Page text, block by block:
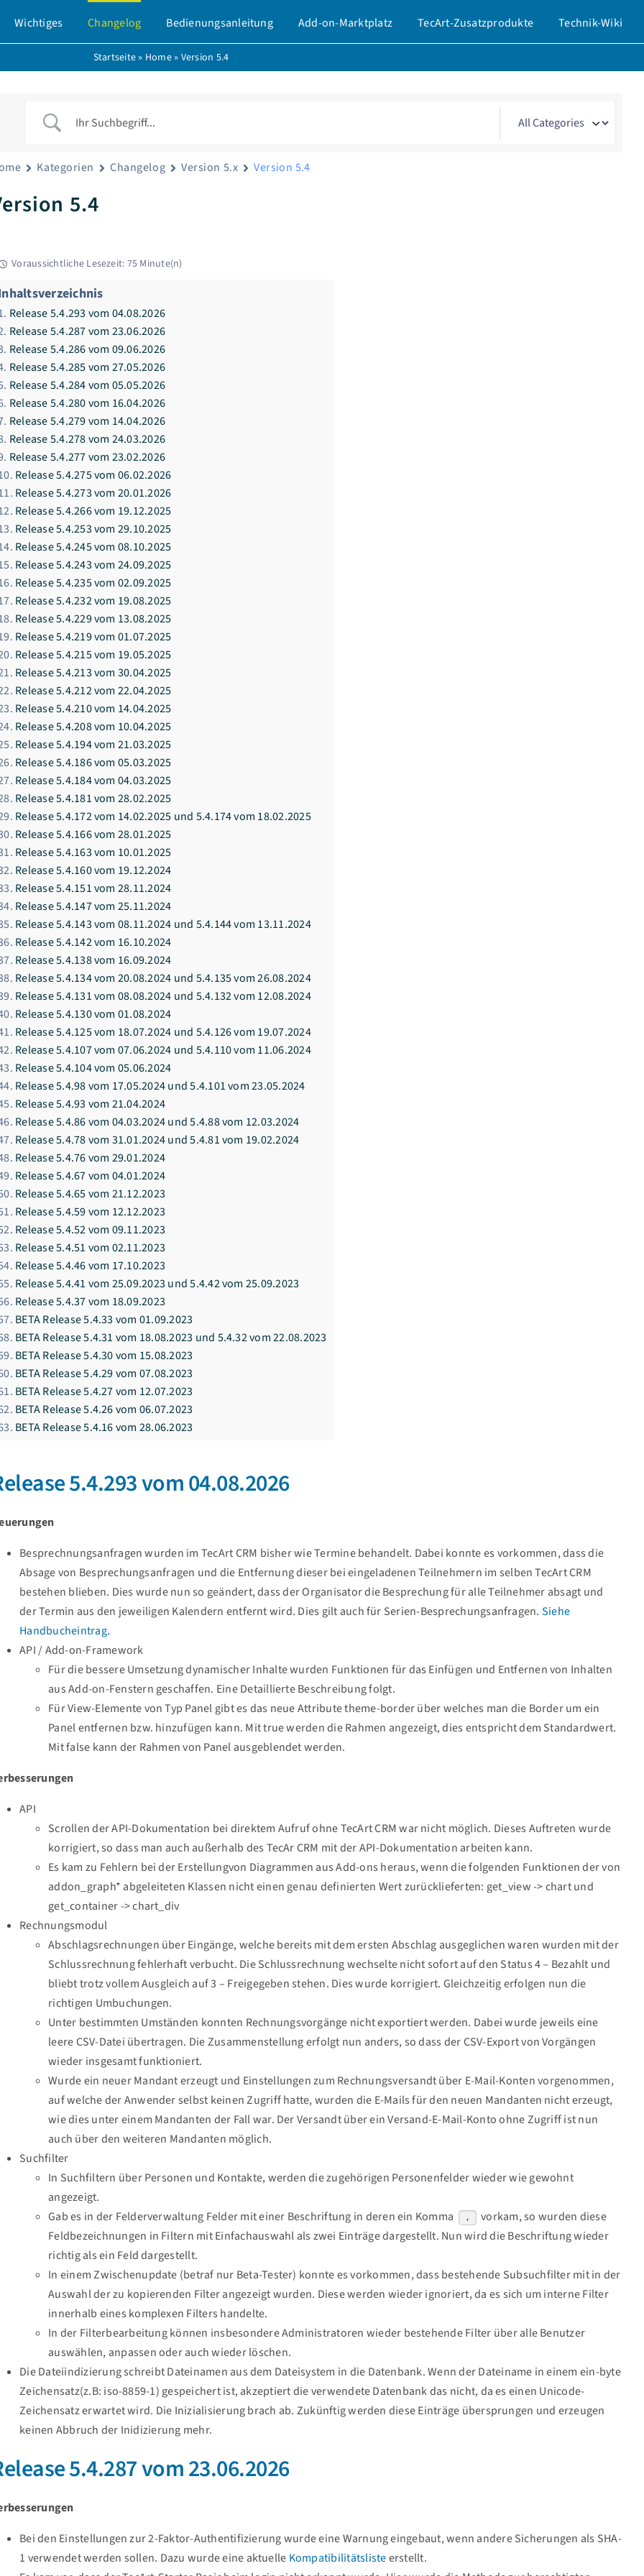
Wichtiges Changelog Bedienungsanleitung Add-on-Marktplatz TecArt-Zusatzprodukte Technik-Wiki
Startseite » Home» Version 5.4
Kategorien Changelog Version 5.x Version 5.4
5.4
Voraussichtliche Lesezeit: 75 Minute(n)
Release 5.4.293 vom 04.08.2026
Release 5.4.287 vom 23.06.2026
Release 5.4.286 vom 09.06.2026
Release 5.4.285 vom 27.05.2026
Release 5.4.284 vom 05.05.2026
Release 5.4.280 vom 16.04.2026
Release 5.4.279 vom 14.04.2026
Release 5.4.278 vom 24.03.2026
Release 5.4.277 vom 23.02.2026
Release 5.4.275 vom 06.02.2026
Release 5.4.273 vom 20.01.2026
Release 5.4.266 vom 19.12.2025
Release 5.4.253 vom 29.10.2025
Release 5.4.245 vom 08.10.2025
Release 5.4.243 vom 24.09.2025
Release 5.4.235 vom 02.09.2025
Release 5.4.232 vom 19.08.2025
Release 5.4.229 vom 13.08.2025
Release 5.4.219 vom 01.07.2025
Release 5.4.215 vom 19.05.2025
Release 5.4.213 vom 30.04.2025
Release 5.4.212 vom 22.04.2025
Release 5.4.210 vom 14.04.2025
Release 5.4.208 vom 10.04.2025
Release 5.4.194 vom 21.03.2025
Release 5.4.186 vom 05.03.2025
Release 5.4.184 vom 04.03.2025
Release 5.4.181 vom 28.02.2025
Release 5.4.172 vom 14.02.2025 und 5.4.174 vom 18.02.2025
Release 5.4.166 vom 28.01.2025
Release 5.4.163 vom 10.01.2025
Release 5.4.160 vom 19.12.2024
Release 5.4.151 vom 28.11.2024
Release 5.4.147 vom 25.11.2024
Release 5.4.143 vom 08.11.2024 und 5.4.144 vom 13.11.2024
Release 5.4.142 vom 16.10.2024
Release 5.4.138 vom 16.09.2024
Release 5.4.134 vom 20.08.2024 und 5.4.135 vom 26.08.2024
Release 5.4.131 vom 08.08.2024 und 5.4.132 vom 12.08.2024
Release 5.4.130 vom 01.08.2024
Release 5.4.125 vom 18.07.2024 und 5.4.126 vom 19.07.2024
Release 5.4.107 vom 07.06.2024 und 5.4.110 vom 11.06.2024
Release 5.4.104 vom 05.06.2024
Release 5.4.98 vom 17.05.2024 und 5.4.101 vom 23.05.2024
Release 5.4.93 vom 21.04.2024
Release 5.4.86 vom 04.03.2024 und 5.4.88 vom 12.03.2024
Release 5.4.78 vom 31.01.2024 und 5.4.81 vom 19.02.2024
Release 5.4.76 vom 29.01.2024
Release 5.4.67 vom 04.01.2024
Release 5.4.65 vom 21.12.2023
Release 5.4.59 vom 12.12.2023
Release 5.4.52 vom 09.11.2023
Release 5.4.51 vom 02.11.2023
Release 5.4.46 vom 17.10.2023
Release 5.4.41 vom 25.09.2023 und 5.4.42 vom 25.09.2023
Release 5.4.37 vom 18.09.2023
BETA Release 5.4.33 vom 01.09.2023
BETA Release 5.4.31 vom 18.08.2023 und 5.4.32 vom 22.08.2023
BETA Release 5.4.30 vom 15.08.2023
BETA Release 5.4.29 vom 07.08.2023
BETA Release 5.4.27 vom 12.07.2023
BETA Release 5.4.26 vom 06.07.2023
BETA Release 5.4.16 vom 28.06.2023
5.4.293 vom 04.08.2026
Besprechnungsanfragen wurden im TecArt CRM bisher wie Termine behandelt. Dabei konnte es vorkommen, dass die
Absage von Besprechungsanfragen und die Entfernung dieser bei eingeladenen Teilnehmern im selben TecArt CRM
bestehen blieben. Dies wurde nun so geändert, dass der Organisator die Besprechung für alle Teilnehmer absagt und
der Termin aus den jeweiligen Kalendern entfernt wird. Dies gilt auch für Serien-Besprechungsanfragen. Siehe
Handbucheintrag.
API / Add-on-Framework
Für die bessere Umsetzung dynamischer Inhalte wurden Funktionen für das Einfügen und Entfernen von Inhalten
aus Add-on-Fenstern geschaffen. Eine Detaillierte Beschreibung folgt.
Für View-Elemente von Typ Panel gibt es das neue Attribute theme-border über welches man die Border um ein
Panel entfernen bzw. hinzufügen kann. Mit true werden die Rahmen angezeigt, dies entspricht dem Standardwert.
Mit false kann der Rahmen von Panel ausgeblendet werden.
API
Scrollen der API-Dokumentation bei direktem Aufruf ohne TecArt CRM war nicht möglich. Dieses Auftreten wurde
korrigiert, so dass man auch außerhalb des TecAr CRM mit der API-Dokumentation arbeiten kann.
Es kam zu Fehlern bei der Erstellungvon Diagrammen aus Add-ons heraus, wenn die folgenden Funktionen der von
addon_graph* abgeleiteten Klassen nicht einen genau definierten Wert zurücklieferten: get_view -> chart und
get_container -> chart_div
Rechnungsmodul
Abschlagsrechnungen über Eingänge, welche bereits mit dem ersten Abschlag ausgeglichen waren wurden mit der
Schlussrechnung fehlerhaft verbucht. Die Schlussrechnung wechselte nicht sofort auf den Status 4 – Bezahlt und
bliebt trotz vollem Ausgleich auf 3 – Freigegeben stehen. Dies wurde korrigiert. Gleichzeitig erfolgen nun die
richtigen Umbuchungen.
Unter bestimmten Umständen konnten Rechnungsvorgänge nicht exportiert werden. Dabei wurde jeweils eine
leere CSV-Datei übertragen. Die Zusammenstellung erfolgt nun anders, so dass der CSV-Export von Vorgängen
wieder insgesamt funktioniert.
Wurde ein neuer Mandant erzeugt und Einstellungen zum Rechnungsversandt über E-Mail-Konten vorgenommen,
auf welche der Anwender selbst keinen Zugriff hatte, wurden die E-Mails für den neuen Mandanten nicht erzeugt,
wie dies unter einem Mandanten der Fall war. Der Versandt über ein Versand-E-Mail-Konto ohne Zugriff ist nun
auch über den weiteren Mandanten möglich.
Suchfilter
In Suchfiltern über Personen und Kontakte, werden die zugehörigen Personenfelder wieder wie gewohnt
angezeigt.
Gab es in der Felderverwaltung Felder mit einer Beschriftung in deren ein Komma
,
vorkam, so wurden diese
Feldbezeichnungen in Filtern mit Einfachauswahl als zwei Einträge dargestellt. Nun wird die Beschriftung wieder
richtig als ein Feld dargestellt.
In einem Zwischenupdate (betraf nur Beta-Tester) konnte es vorkommen, dass bestehende Subsuchfilter mit in der
Auswahl der zu kopierenden Filter angezeigt wurden. Diese werden wieder ignoriert, da es sich um interne Filter
innerhalb eines komplexen Filters handelte.
In der Filterbearbeitung können insbesondere Administratoren wieder bestehende Filter über alle Benutzer
auswählen, anpassen oder auch wieder löschen.
Die Dateiindizierung schreibt Dateinamen aus dem Dateisystem in die Datenbank. Wenn der Dateiname in einem ein-byte
Zeichensatz(z.B: iso-8859-1) gespeichert ist, akzeptiert die verwendete Datenbank das nicht, da es einen Unicode-
Zeichensatz erwartet wird. Die Inizialisierung brach ab. Zukünftig werden diese Einträge übersprungen und erzeugen
keinen Abbruch der Inidizierung mehr.
5.4.287 vom 23.06.2026
Bei den Einstellungen zur 2-Faktor-Authentifizierung wurde eine Warnung eingebaut, wenn andere Sicherungen als SHA-
1 verwendet werden sollen. Dazu wurde eine aktuelle Kompatibilitätslisteerstellt.